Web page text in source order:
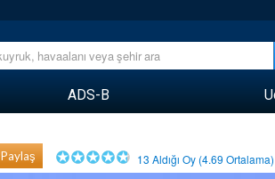
ADS-B
Paylaş 13 Aldığı Oy (4.69